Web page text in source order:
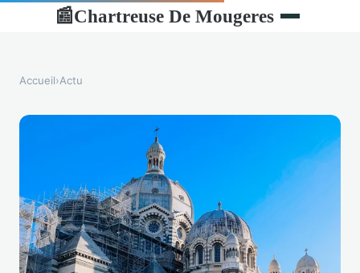
📰Chartreuse De Mougeres
Accueil›Actu